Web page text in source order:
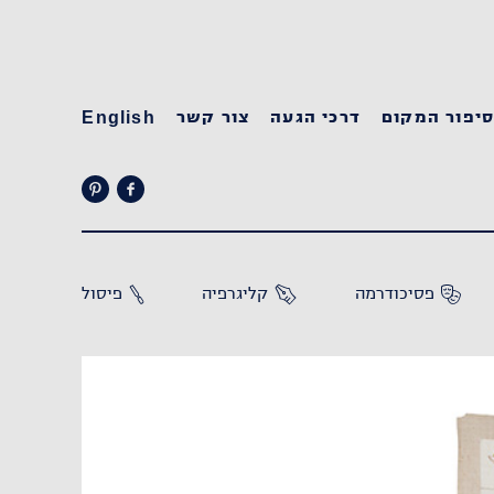
סיפור המקום דרכי הגעה צור קשר English
פסיכודרמה קליגרפיה פיסול